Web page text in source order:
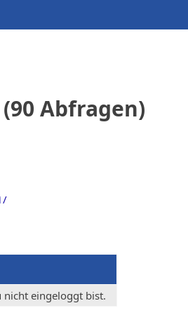
Abfragen)
nicht eingeloggt bist.